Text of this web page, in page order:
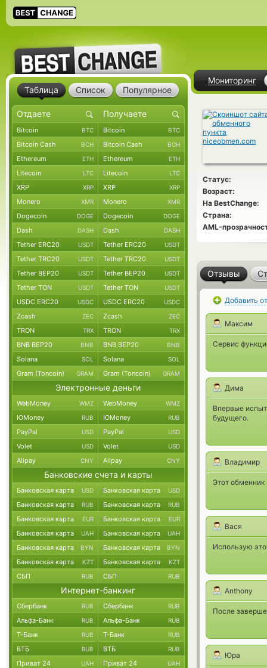
Мониторинг
Статус:
Возраст:
На BestChange:
Страна:
AML-
Отзывы
Добавить
Максим
Сервис
Дима
Впервые
будущего.
Владимир
Этот
Вася
Использую
Anthony
После
Юра
Таблица Список Популярное
Bitcoin BTC Bitcoin BTC
Bitcoin Cash BCH Bitcoin Cash BCH
Ethereum ETH Ethereum ETH
Litecoin LTC Litecoin LTC
XRP XRP XRP XRP
Monero XMR Monero XMR
Dogecoin DOGE Dogecoin DOGE
Dash DASH Dash DASH
Tether ERC20 USDT Tether ERC20 USDT
Tether TRC20 USDT Tether TRC20 USDT
Tether BEP20 USDT Tether BEP20 USDT
Tether TON USDT Tether TON USDT
USDC ERC20 USDC USDC ERC20 USDC
Zcash ZEC Zcash ZEC
TRON TRX TRON TRX
BNB BEP20 BNB BNB BEP20 BNB
Solana SOL Solana SOL
Gram (Toncoin) GRAM Gram (Toncoin) GRAM
Электронные деньги
WebMoney WMZ WebMoney WMZ
ЮMoney RUB ЮMoney RUB
PayPal USD PayPal USD
Volet USD Volet USD
Alipay CNY Alipay CNY
Банковские счета и карты
Банковская карта USD Банковская карта USD
Банковская карта RUB Банковская карта RUB
Банковская карта EUR Банковская карта EUR
Банковская карта UAH Банковская карта UAH
Банковская карта BYN Банковская карта BYN
Банковская карта KZT Банковская карта KZT
СБП RUB СБП RUB
Интернет-банкинг
Сбербанк RUB Сбербанк RUB
Альфа-Банк RUB Альфа-Банк RUB
Т-Банк RUB Т-Банк RUB
ВТБ RUB ВТБ RUB
Приват 24 UAH Приват 24 UAH